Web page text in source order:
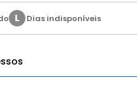
L Dias indisponíveis